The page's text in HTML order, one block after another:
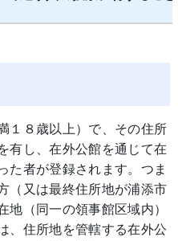
１８歳以上）で、その住所
有し、在外公館を通じて在
た者が登録されます。つま
（又は最終住所地が浦添市
地（同一の領事館区域内）
、住所地を管轄する在外公